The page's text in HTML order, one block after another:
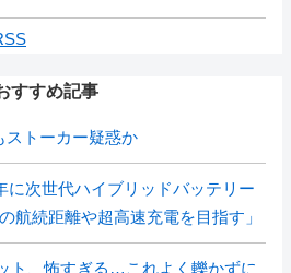
すすめ記事
ストーカー疑惑か
に次世代ハイブリッドバッテリー
航続距離や超高速充電を目指す」
ト、怖すぎる…これよく轢かずに